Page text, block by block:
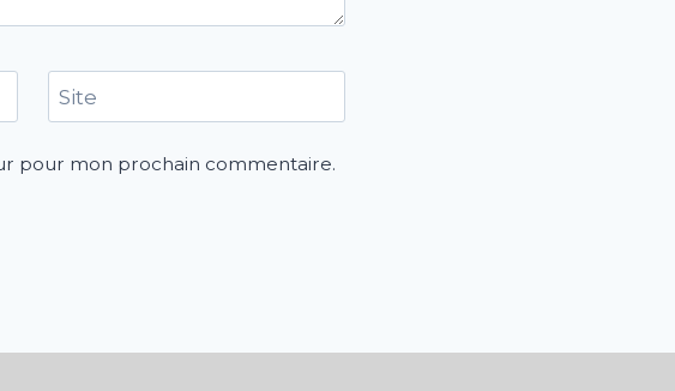
Site
pour mon prochain commentaire.